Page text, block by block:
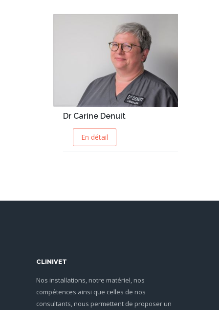
Dr Carine Denuit
En détail
CLINIVET
Nos installations, notre matériel, nos
compétences ainsi que celles de nos
consultants, nous permettent de proposer un